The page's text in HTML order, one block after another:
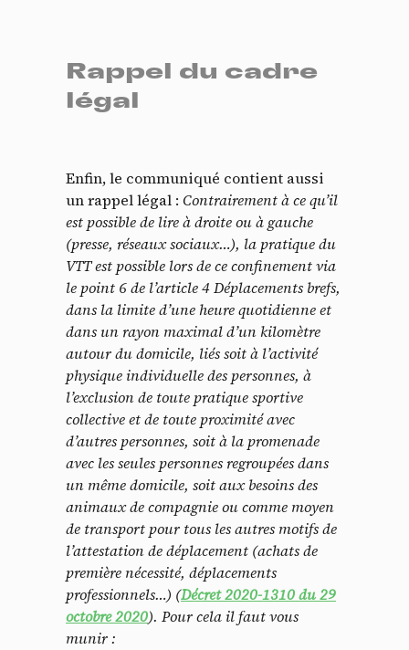
Rappel du cadre
légal
Enfin, le communiqué contient aussi
un rappel légal : Contrairement à ce qu’il
est possible de lire à droite ou à gauche
(presse, réseaux sociaux…), la pratique du
VTT est possible lors de ce confinement via
le point 6 de l’article 4 Déplacements brefs,
dans la limite d’une heure quotidienne et
dans un rayon maximal d’un kilomètre
autour du domicile, liés soit à l’activité
physique individuelle des personnes, à
l’exclusion de toute pratique sportive
collective et de toute proximité avec
d’autres personnes, soit à la promenade
avec les seules personnes regroupées dans
un même domicile, soit aux besoins des
animaux de compagnie ou comme moyen
de transport pour tous les autres motifs de
l’attestation de déplacement (achats de
première nécessité, déplacements
professionnels…) (Décret 2020-1310 du 29
octobre 2020). Pour cela il faut vous
munir :